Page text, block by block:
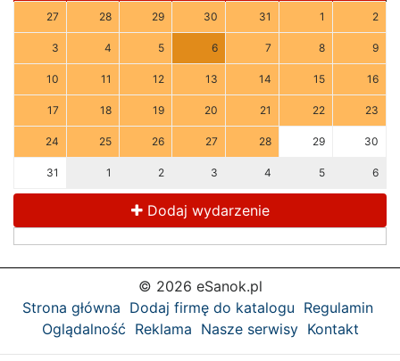
27 28 29 30 31 1 2
3 4 5 6 7 8 9
10 11 12 13 14 15 16
17 18 19 20 21 22 23
24 25 26 27 28 29 30
31 1 2 3 4 5 6
Dodaj wydarzenie
© 2026 eSanok.pl
Strona główna Dodaj firmę do katalogu Regulamin
Oglądalność Reklama Nasze serwisy Kontakt